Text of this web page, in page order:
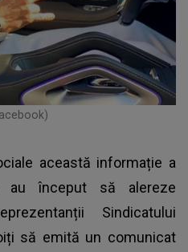
această informație a
au început să alereze
Sindicatului
să emită un comunicat